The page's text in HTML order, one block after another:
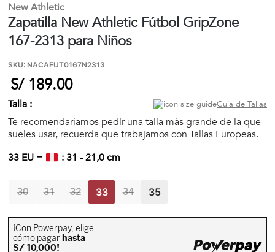
Accesorios
🏃‍♀️🏃‍♂️ Zona del Hincha
👀 Lo Nuevo
🤑 Zona Outlet
Mi cuenta
Favoritos
New Athletic
Zapatilla New Athletic Fútbol GripZone
167-2313 para Niños
SKU: NACAFUT0167N2313
S/ 189.00
Talla : Guía de Tallas
Te recomendaríamos pedir una talla más grande de la que
sueles usar, recuerda que trabajamos con Tallas Europeas.
33 EU = :31 -21,0cm
30 31 32 33 34 35